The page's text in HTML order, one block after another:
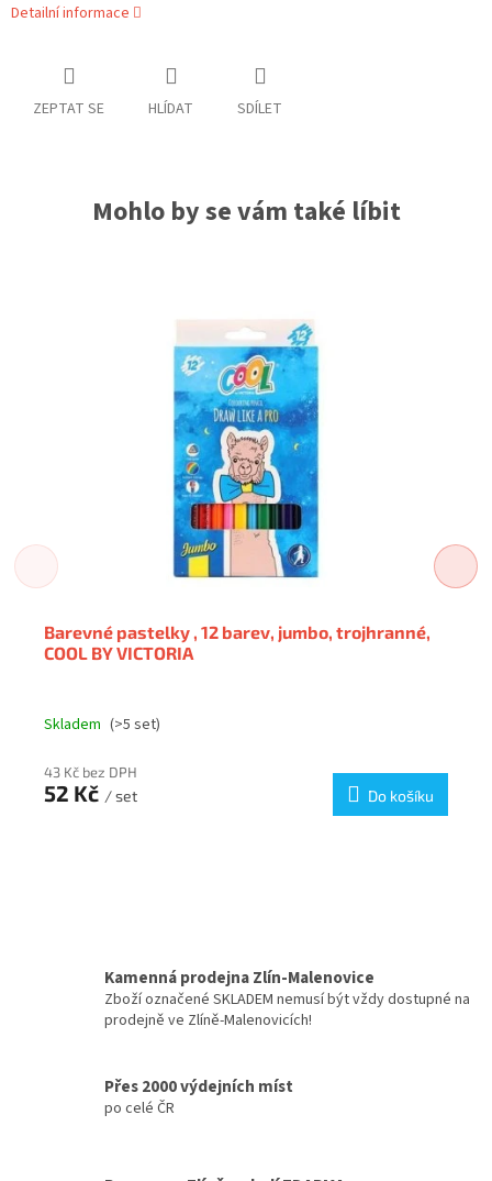
Detailní informace
ZEPTAT SE HLÍDAT SDÍLET
Mohlo by se vám také líbit
Barevné pastelky , 12 barev, jumbo, trojhranné,
COOL BY VICTORIA
Skladem (>5 set)
43 Kč bez DPH
52 Kč / set Do košíku
Kamenná prodejna Zlín-Malenovice
Zboží označené SKLADEM nemusí být vždy dostupné na
prodejně ve Zlíně-Malenovicích!
Přes 2000 výdejních míst
po celé ČR